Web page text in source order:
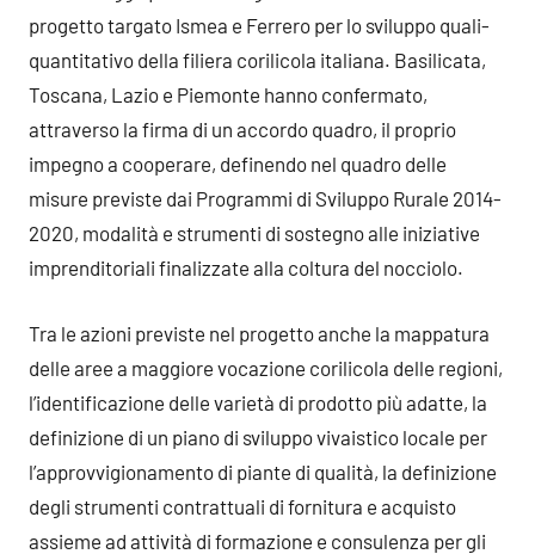
progetto targato Ismea e Ferrero per lo sviluppo quali-
quantitativo della filiera corilicola italiana. Basilicata,
Toscana, Lazio e Piemonte hanno confermato,
attraverso la firma di un accordo quadro, il proprio
impegno a cooperare, definendo nel quadro delle
misure previste dai Programmi di Sviluppo Rurale 2014-
2020, modalità e strumenti di sostegno alle iniziative
imprenditoriali finalizzate alla coltura del nocciolo.
Tra le azioni previste nel progetto anche la mappatura
delle aree a maggiore vocazione corilicola delle regioni,
l’identificazione delle varietà di prodotto più adatte, la
definizione di un piano di sviluppo vivaistico locale per
l’approvvigionamento di piante di qualità, la definizione
degli strumenti contrattuali di fornitura e acquisto
assieme ad attività di formazione e consulenza per gli